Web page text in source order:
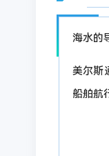
海水的
美尔斯
船舶航